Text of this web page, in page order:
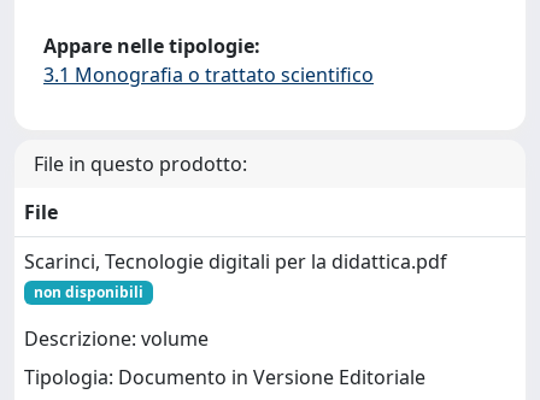
Appare nelle tipologie:
3.1 Monografia o trattato scientifico
File in questo prodotto:
File
Scarinci, Tecnologie digitali per la didattica.pdf
non disponibili
Descrizione: volume
Tipologia: Documento in Versione Editoriale